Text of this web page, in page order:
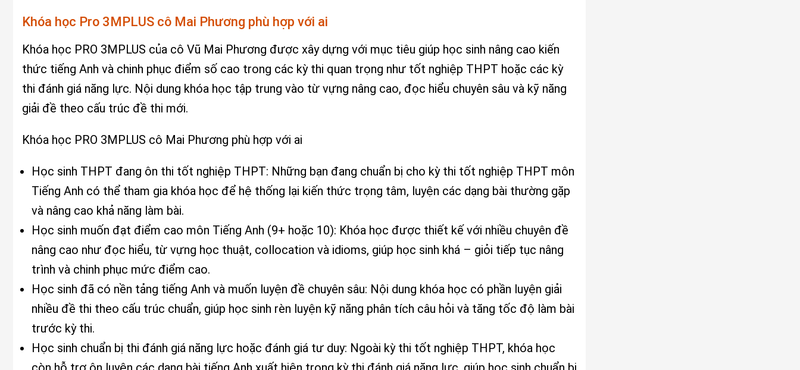
Khóa học Pro 3MPLUS cô Mai Phương phù hợp với ai
Khóa học PRO 3MPLUS của cô Vũ Mai Phương được xây dựng với mục tiêu giúp học sinh nâng cao kiến
thức tiếng Anh và chinh phục điểm số cao trong các kỳ thi quan trọng như tốt nghiệp THPT hoặc các kỳ
thi đánh giá năng lực. Nội dung khóa học tập trung vào từ vựng nâng cao, đọc hiểu chuyên sâu và kỹ năng
giải đề theo cấu trúc đề thi mới.
Khóa học PRO 3MPLUS cô Mai Phương phù hợp với ai
Học sinh THPT đang ôn thi tốt nghiệp THPT: Những bạn đang chuẩn bị cho kỳ thi tốt nghiệp THPT môn
Tiếng Anh có thể tham gia khóa học để hệ thống lại kiến thức trọng tâm, luyện các dạng bài thường gặp
và nâng cao khả năng làm bài.
Học sinh muốn đạt điểm cao môn Tiếng Anh (9+ hoặc 10): Khóa học được thiết kế với nhiều chuyên đề
nâng cao như đọc hiểu, từ vựng học thuật, collocation và idioms, giúp học sinh khá – giỏi tiếp tục nâng
trình và chinh phục mức điểm cao.
Học sinh đã có nền tảng tiếng Anh và muốn luyện đề chuyên sâu: Nội dung khóa học có phần luyện giải
nhiều đề thi theo cấu trúc chuẩn, giúp học sinh rèn luyện kỹ năng phân tích câu hỏi và tăng tốc độ làm bài
trước kỳ thi.
Học sinh chuẩn bị thi đánh giá năng lực hoặc đánh giá tư duy: Ngoài kỳ thi tốt nghiệp THPT, khóa học